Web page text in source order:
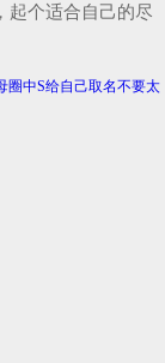
起个适合自己的尽
圈中S给自己取名不要太